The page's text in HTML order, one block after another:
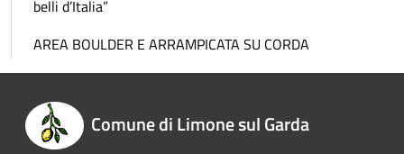
belli d’Italia”
AREA BOULDER E ARRAMPICATA SU CORDA
Comune di Limone sul Garda